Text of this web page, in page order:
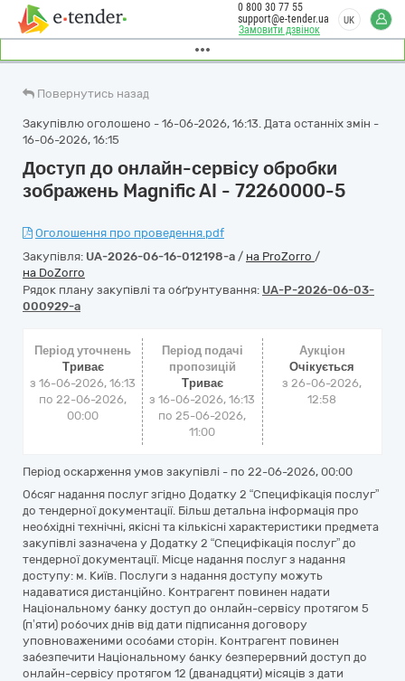
Замовити дзвінок
0 800 30 77 55
support@e-tender.ua
UK
Повернутись назад
Закупівлю оголошено - 16-06-2026, 16:13. Дата останніх змін -
16-06-2026, 16:15
Доступ до онлайн-сервісу обробки
зображень Magnific AI - 72260000-5
Оголошення про проведення.pdf
Закупівля: UA-2026-06-16-012198-a / на ProZorro /
на DoZorro
Рядок плану закупівлі та обґрунтування: UA-P-2026-06-03-
000929-a
Період уточнень
Триває
з 16-06-2026, 16:13
по 22-06-2026,
00:00
Період подачі
пропозицій
Триває
з 16-06-2026, 16:13
по 25-06-2026,
11:00
Аукціон
Очікується
з26-06-2026,
12:58
Період оскарження умов закупівлі - по 22-06-2026, 00:00
Обсяг надання послуг згідно Додатку 2 “Специфікація послуг”
до тендерної документації. Більш детальна інформація про
необхідні технічні, якісні та кількісні характеристики предмета
закупівлі зазначена у Додатку 2 “Специфікація послуг” до
тендерної документації. Місце надання послуг з надання
доступу: м. Київ. Послуги з надання доступу можуть
надаватися дистанційно. Контрагент повинен надати
Національному банку доступ до онлайн-сервісу протягом 5
(п’яти) робочих днів від дати підписання договору
уповноваженими особами сторін. Контрагент повинен
забезпечити Національному банку безперервний доступ до
онлайн-сервісу протягом 12 (дванадцяти) місяців з дати